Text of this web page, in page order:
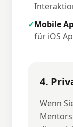
✓Mobile
für iOS
4.
Wenn